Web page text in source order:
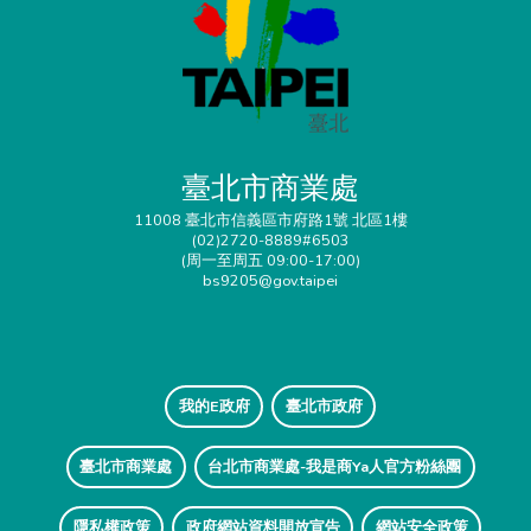
臺北市商業處
11008 臺北市信義區市府路1號 北區1樓
(02)2720-8889#6503
(周一至周五 09:00-17:00)
bs9205@gov.taipei
我的E政府 臺北市政府
臺北市商業處 台北市商業處-我是商Ya人官方粉絲團